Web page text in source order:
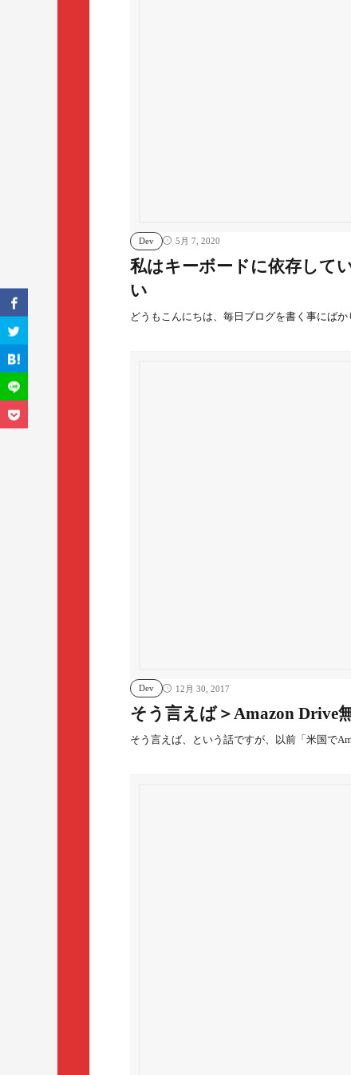
Dev 5月 7, 2020
私はキーボードに依存して
い
どうもこんにちは、毎日ブログを書く事にば
Dev 12月 30, 2017
そう言えば＞Amazon Drive
そう言えば、という話ですが、以前「米国で